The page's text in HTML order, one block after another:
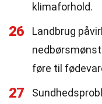
klimaforhold.
26
Landbrug
føre til
27